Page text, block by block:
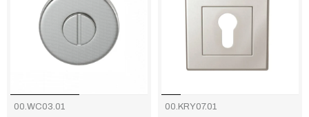
00.WC03.01
00.KRY07.01